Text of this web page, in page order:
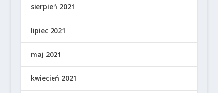
sierpień 2021
lipiec 2021
maj 2021
kwiecień 2021